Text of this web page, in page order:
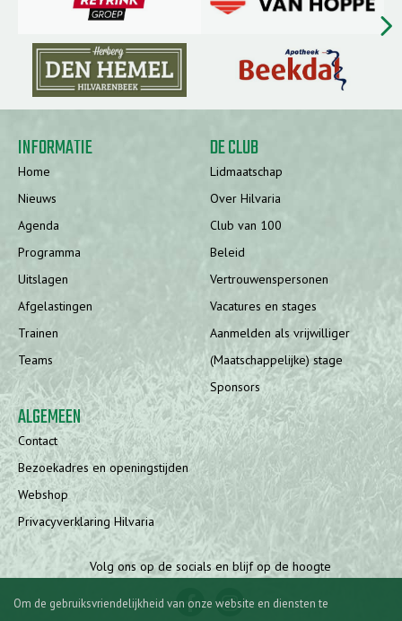
INFORMATIE
Home
Nieuws
Agenda
Programma
Uitslagen
Afgelastingen
Trainen
Teams
DE CLUB
Lidmaatschap
Over Hilvaria
Club van 100
Beleid
Vertrouwenspersonen
Vacatures en stages
Aanmelden als vrijwilliger
(Maatschappelijke) stage
Sponsors
ALGEMEEN
Contact
Bezoekadres en openingstijden
Webshop
Privacyverklaring Hilvaria
Volg ons op de socials en blijf op de hoogte
Om de gebruiksvriendelijkheid van onze website en diensten te